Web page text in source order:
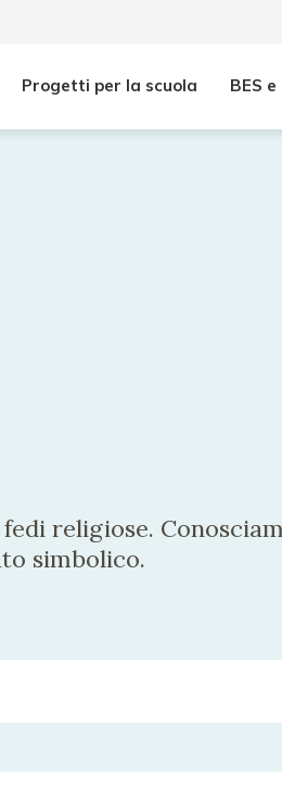
Progetti per la scuola BES
religiose.
simbolico.